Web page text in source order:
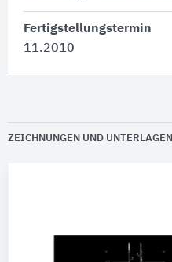
Fertigstellungstermin
11.2010
ZEICHNUNGEN UND UNTERLAGEN